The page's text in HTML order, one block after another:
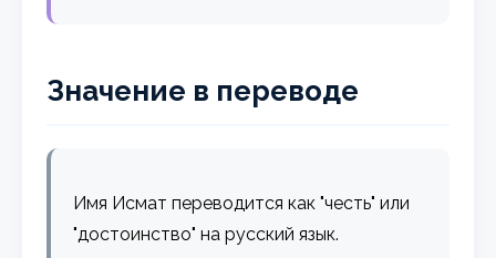
Значение в переводе
Имя Исмат переводится как "честь" или
"достоинство" на русский язык.